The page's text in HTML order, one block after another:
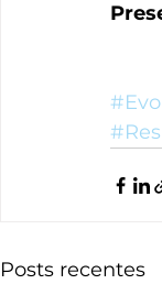
Posts recentes